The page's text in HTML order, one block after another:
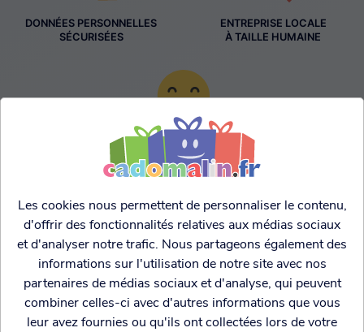
DONNÉES PERSONNELLES
SÉCURISÉES
ENTREPRISE LOCALE
À TAILLE HUMAINE
TARIFS AGRESSIFS &
FRANCO LEGER
Les cookies nous permettent de personnaliser le contenu,
d'offrir des fonctionnalités relatives aux médias sociaux
et d'analyser notre trafic. Nous partageons également des
informations sur l'utilisation de notre site avec nos
partenaires de médias sociaux et d'analyse, qui peuvent
combiner celles-ci avec d'autres informations que vous
leur avez fournies ou qu'ils ont collectées lors de votre